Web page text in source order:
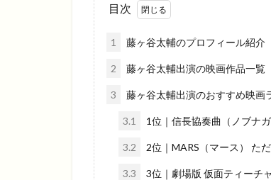
目次
1 藤ヶ谷太輔のプロフィール紹介
2 藤ヶ谷太輔出演の映画作品一覧
3 藤ヶ谷太輔出演のおすすめ映画
3.1 1位｜信長協奏曲（ノブナガ
3.2 2位｜MARS（マース） た
3.3 3位｜劇場版 仮面ティーチ